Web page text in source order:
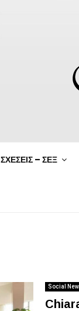
ΣΧΕΣΕΙΣ – ΣΕΞ
Social